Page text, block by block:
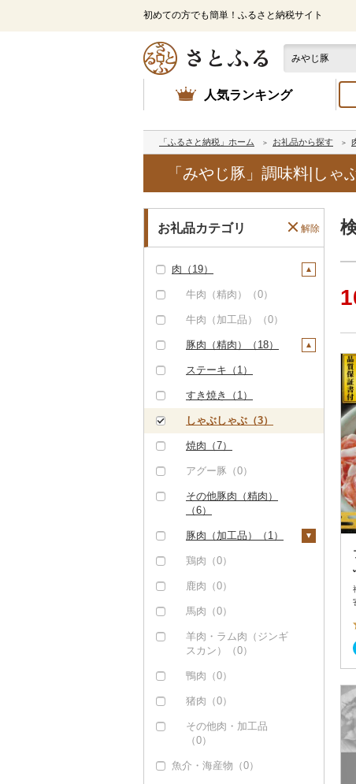
初めての方でも簡単！ふるさと納税サイト
人気ランキング
「ふるさと納税」ホーム お礼品から探す
「みやじ豚」調味料|し
お礼品カテゴリ 解除
肉（19）
牛肉（精肉）（0）
牛肉（加工品）（0）
豚肉（精肉）（18）
ステーキ（1）
すき焼き（1）
しゃぶしゃぶ（3）
焼肉（7）
アグー豚（0）
その他豚肉（精肉）
（6）
豚肉（加工品）（1）
ハンバーグ（0）
もつ鍋（0）
ハム（0）
ソーセージ・ウインナ
ー（0）
ベーコン・サラミ
（1）
鶏肉（0）
鹿肉（0）
馬肉（0）
羊肉・ラム肉（ジンギ
スカン）（0）
鴨肉（0）
猪肉（0）
その他肉・加工品
（0）
魚介・海産物（0）